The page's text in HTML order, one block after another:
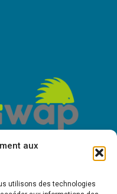
aux
utilisons des technologies